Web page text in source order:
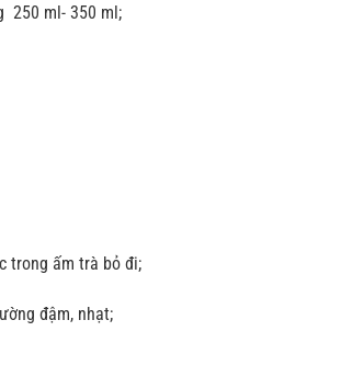
250 ml- 350 ml;
trong ấm trà bỏ đi;
đậm, nhạt;